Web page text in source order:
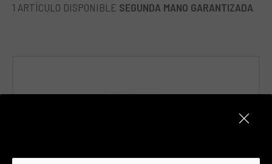
1 ARTÍCULO DISPONIBLE SEGUNDA MANO GARANTIZADA